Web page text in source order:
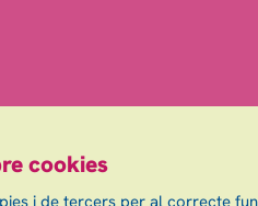
cookies
i de tercers per al correcte